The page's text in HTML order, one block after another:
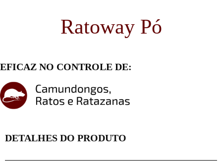
Ratoway Pó
EFICAZ NO CONTROLE DE:
DETALHES DO PRODUTO